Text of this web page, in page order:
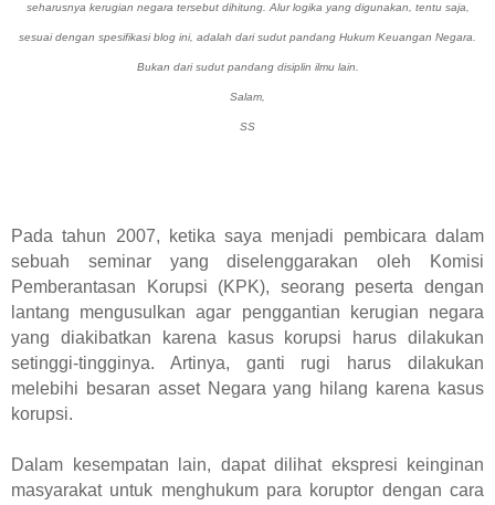
seharusnya kerugian negara tersebut dihitung. Alur logika yang digunakan, tentu saja,
sesuai dengan spesifikasi blog ini, adalah dari sudut pandang Hukum Keuangan Negara.
Bukan dari sudut pandang disiplin ilmu lain.
Salam,
SS
Pada tahun 2007, ketika saya menjadi pembicara dalam
sebuah seminar yang diselenggarakan oleh Komisi
Pemberantasan Korupsi (KPK), seorang peserta dengan
lantang mengusulkan agar penggantian kerugian negara
yang diakibatkan karena kasus korupsi harus dilakukan
setinggi-tingginya. Artinya, ganti rugi harus dilakukan
melebihi besaran asset Negara yang hilang karena kasus
korupsi.
Dalam kesempatan lain, dapat dilihat ekspresi keinginan
masyarakat untuk menghukum para koruptor dengan cara